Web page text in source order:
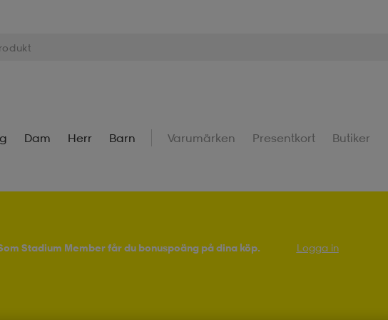
Dam Herr Barn Varumärken Presentkort Butiker
Stadium Member får du bonuspoäng på dina köp. Logga in